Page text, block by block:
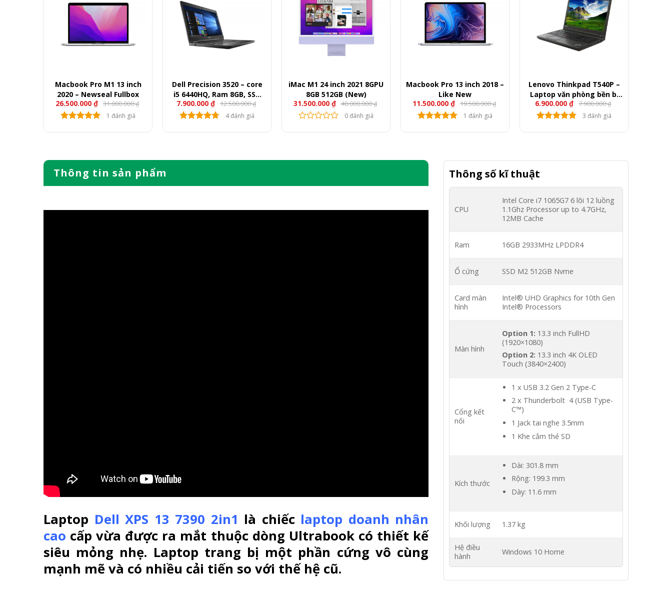
Macbook Pro M1 13 inch
2020 – Newseal Fullbox
26.500.000 ₫ 31.000.000₫
1 đánh giá
Dell Precision 3520 – core
i5 6440HQ, Ram 8GB, SSD
512GB, VGA M620, 15.6″
FullHD
7.900.000 ₫ 12.500.000₫
4 đánh giá
iMac M1 24 inch 2021 8GPU
8GB 512GB (New)
31.500.000 ₫ 40.000.000₫
0 đánh giá
Macbook Pro 13 inch 2018 –
Like New
11.500.000 ₫ 19.500.000₫
1 đánh giá
Lenovo Thinkpad T540P –
Laptop văn phòng bền bỉ
giá rẻ
6.900.000₫ 7.900.000₫
3 đánh giá
Thông tin sản phẩm
Laptop Dell XPS 13 7390 2in1 là chiếc laptop doanh nhân
cao cấp vừa được ra mắt thuộc dòng Ultrabook có thiết kế
siêu mỏng nhẹ. Laptop trang bị một phần cứng vô cùng
mạnh mẽ và có nhiều cải tiến so với thế hệ cũ.
Thông số kĩ thuật
CPU
Intel Core i7 1065G7 6 lõi 12 luồng
1.1Ghz Processor up to 4.7GHz,
12MB Cache
Ram 16GB 2933MHz LPDDR4
Ổ cứng SSD M2 512GB Nvme
Card màn
hình
Intel® UHD Graphics for 10th Gen
Intel® Processors
Màn hình
Option 1: 13.3 inch FullHD
(1920×1080)
Option 2: 13.3 inch 4K OLED
Touch (3840×2400)
Cổng kết
nối
1 x USB 3.2 Gen 2 Type-C
2 x Thunderbolt 4 (USB Type-
C™)
1 Jack tai nghe 3.5mm
1 Khe cắm thẻ SD
Kích thước
Dài: 301.8 mm
Rộng: 199.3 mm
Dày: 11.6 mm
Khối lượng 1.37 kg
Hệ điều
hành
Windows 10 Home